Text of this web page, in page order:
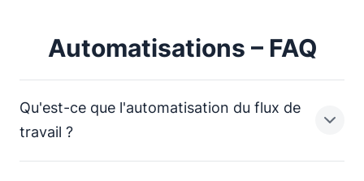
Automatisations – FAQ
Qu'est-ce que l'automatisation du flux de
travail ?